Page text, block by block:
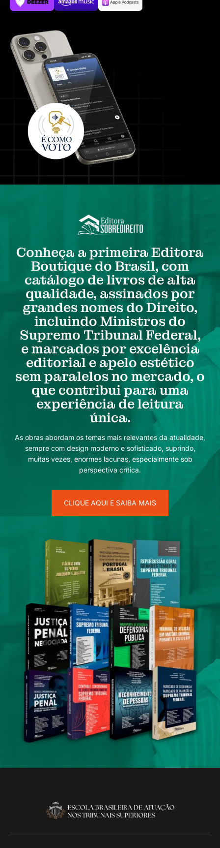
Conheça a primeira Editora
Boutique do Brasil, com
catálogo de livros de alta
qualidade, assinados por
grandes nomes do Direito,
incluindo Ministros do
Supremo Tribunal Federal,
e marcados por excelência
editorial e apelo estético
sem paralelos no mercado, o
que contribui para uma
experiência de leitura
única.
As obras abordam os temas mais relevantes da atualidade,
sempre com design moderno e sofisticado, suprindo,
muitas vezes, enormes lacunas, especialmente sob
perspectiva crítica.
CLIQUE AQUI E SAIBA MAIS